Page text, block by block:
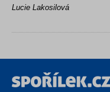
Lucie Lakosilová